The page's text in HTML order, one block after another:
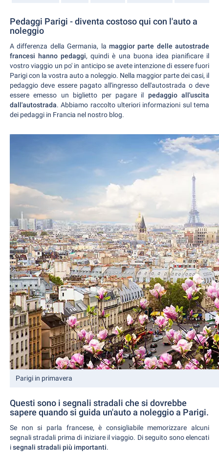
Pedaggi Parigi - diventa costoso qui con l'auto a
noleggio
A differenza della Germania, la maggior parte delle autostrade
francesi hanno pedaggi, quindi è una buona idea pianificare il
vostro viaggio un po' in anticipo se avete intenzione di essere fuori
Parigi con la vostra auto a noleggio. Nella maggior parte dei casi, il
pedaggio deve essere pagato all'ingresso dell'autostrada o deve
essere emesso un biglietto per pagare il pedaggio all'uscita
dall'autostrada. Abbiamo raccolto ulteriori informazioni sul tema
dei pedaggi in Francia nel nostro blog.
Parigi in primavera
Questi sono i segnali stradali che si dovrebbe
sapere quando si guida un'auto a noleggio a Parigi.
Se non si parla francese, è consigliabile memorizzare alcuni
segnali stradali prima di iniziare il viaggio. Di seguito sono elencati
isegnali stradali più importanti.